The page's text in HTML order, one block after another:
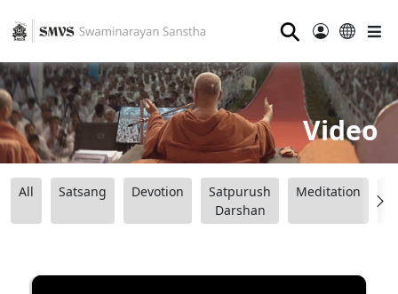
⚲
Video
All Satsang Devotion
Satpurush
Darshan
Meditation